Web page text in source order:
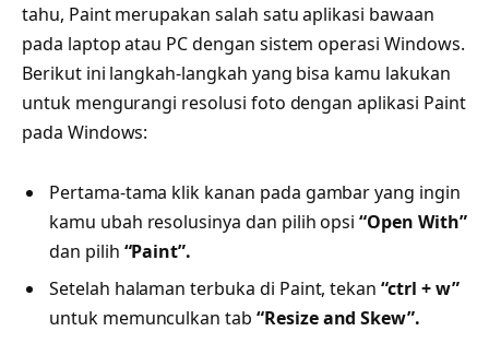
tahu, Paint merupakan salah satu aplikasi bawaan
pada laptop atau PC dengan sistem operasi Windows.
Berikut ini langkah-langkah yang bisa kamu lakukan
untuk mengurangi resolusi foto dengan aplikasi Paint
pada Windows:
Pertama-tama klik kanan pada gambar yang ingin
kamu ubah resolusinya dan pilih opsi “Open With”
dan pilih “Paint”.
Setelah halaman terbuka di Paint, tekan “ctrl + w”
untuk memunculkan tab “Resize and Skew”.